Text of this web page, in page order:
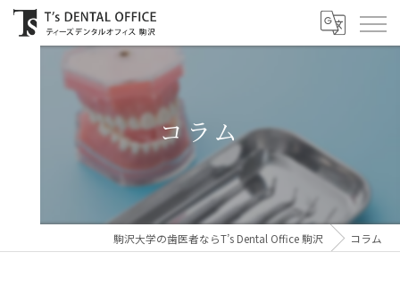
コラム
駒沢大学の歯医者ならT’s Dental Office 駒沢 コラム